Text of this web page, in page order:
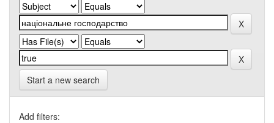
Start a new search
Add filters: